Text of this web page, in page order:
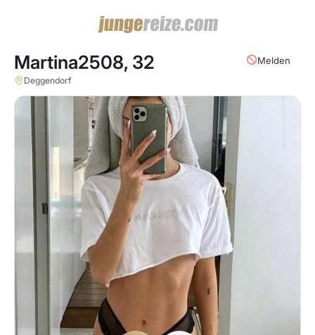
Melden
Martina2508, 32
Deggendorf